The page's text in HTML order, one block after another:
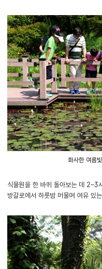
화사한 여름
식물원을 한 바퀴 돌아보는 데 2~3
방갈로에서 하룻밤 머물며 여유 있